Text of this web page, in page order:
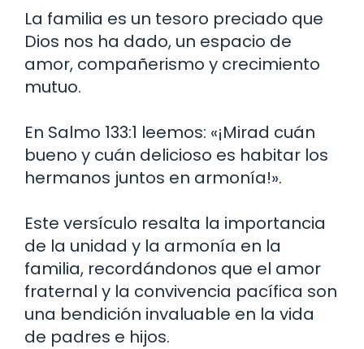
La familia es un tesoro preciado que
Dios nos ha dado, un espacio de
amor, compañerismo y crecimiento
mutuo.
En Salmo 133:1 leemos: «¡Mirad cuán
bueno y cuán delicioso es habitar los
hermanos juntos en armonía!».
Este versículo resalta la importancia
de la unidad y la armonía en la
familia, recordándonos que el amor
fraternal y la convivencia pacífica son
una bendición invaluable en la vida
de padres e hijos.